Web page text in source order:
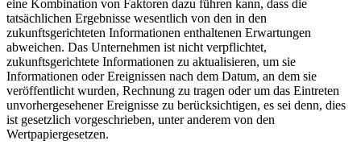
eine Kombination von Faktoren dazu führen kann, dass die
tatsächlichen Ergebnisse wesentlich von den in den
zukunftsgerichteten Informationen enthaltenen Erwartungen
abweichen. Das Unternehmen ist nicht verpflichtet,
zukunftsgerichtete Informationen zu aktualisieren, um sie
Informationen oder Ereignissen nach dem Datum, an dem sie
veröffentlicht wurden, Rechnung zu tragen oder um das Eintreten
unvorhergesehener Ereignisse zu berücksichtigen, es sei denn, dies
ist gesetzlich vorgeschrieben, unter anderem von den
Wertpapiergesetzen.